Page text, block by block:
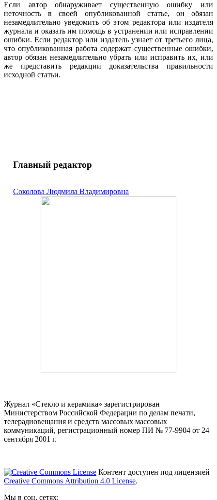
Если автор обнаруживает существенную ошибку или
неточность в своей опубликованной статье, он обязан
незамедлительно уведомить об этом редактора или издателя
журнала и оказать им помощь в устранении или исправлении
ошибки. Если редактор или издатель узнает от третьего лица,
что опубликованная работа содержат существенные ошибки,
автор обязан незамедлительно убрать или исправить их, или
же представить редакции доказательства правильности
исходной статьи.
Главный редактор
Соколова Людмила Владимировна
Журнал «Стекло и керамика» зарегистрирован
Министерством Российской Федерации по делам печати,
телерадиовещания и средств массовых массовых
коммуникаций, регистрационный номер ПИ № 77-9904 от 24
сентября 2001 г.
Контент доступен под лицензией
Creative Commons Attribution 4.0 License.
Мы в соц. сетях: